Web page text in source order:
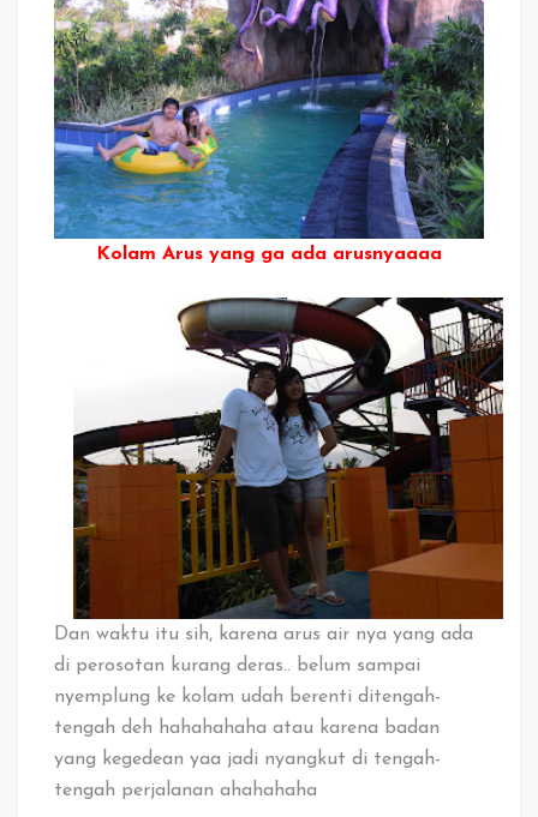
Kolam Arus yang ga ada arusnyaaaa
Dan waktu itu sih, karena arus air nya yang ada
di perosotan kurang deras.. belum sampai
nyemplung ke kolam udah berenti ditengah-
tengah deh hahahahaha atau karena badan
yang kegedean yaa jadi nyangkut di tengah-
tengah perjalanan ahahahaha